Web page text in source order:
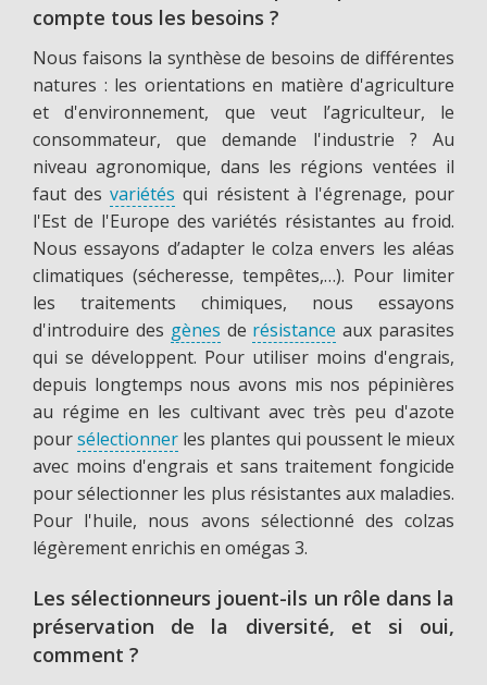
compte tous les besoins ?
Nous faisons la synthèse de besoins de différentes
natures : les orientations en matière d'agriculture
et d'environnement, que veut l’agriculteur, le
consommateur, que demande l'industrie ? Au
niveau agronomique, dans les régions ventées il
faut desvariétés qui résistent à l'égrenage, pour
l'Est de l'Europe des variétés résistantes au froid.
Nous essayons d’adapter le colza envers les aléas
climatiques (sécheresse, tempêtes,…). Pour limiter
les traitements chimiques, nous essayons
d'introduire des gènes de résistance aux parasites
qui se développent. Pour utiliser moins d'engrais,
depuis longtemps nous avons mis nos pépinières
au régime en les cultivant avec très peu d'azote
poursélectionner les plantes qui poussent le mieux
avec moins d'engrais et sans traitement fongicide
pour sélectionner les plus résistantes aux maladies.
Pour l'huile, nous avons sélectionné des colzas
légèrement enrichis en omégas 3.
Les sélectionneurs jouent-ils un rôle dans la
préservation de la diversité, et si oui,
comment ?